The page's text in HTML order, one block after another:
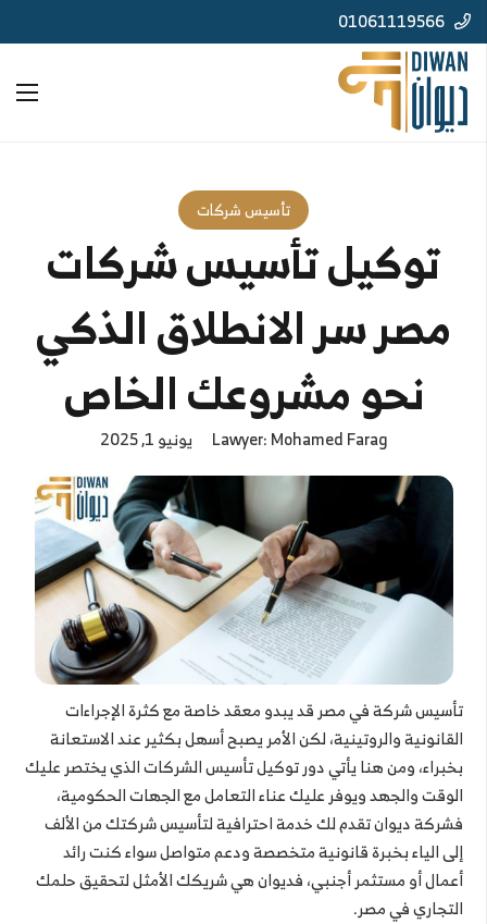
01061119566
تأسيس شركات
توكيل تأسيس شركات
مصر سر الانطلاق الذكي
نحو مشروعك الخاص
Lawyer: Mohamed Farag يونيو 1, 2025
تأسيس شركة في مصر قد يبدو معقد خاصة مع كثرة الإجراءات
القانونية والروتينية، لكن الأمر يصبح أسهل بكثير عند الاستعانة
بخبراء، ومن هنا يأتي دور توكيل تأسيس الشركات الذي يختصر عليك
الوقت والجهد ويوفر عليك عناء التعامل مع الجهات الحكومية،
فشركة ديوان تقدم لك خدمة احترافية لتأسيس شركتك من الألف
إلى الياء بخبرة قانونية متخصصة ودعم متواصل سواء كنت رائد
أعمال أو مستثمر أجنبي، فديوان هي شريكك الأمثل لتحقيق حلمك
التجاري في مصر.